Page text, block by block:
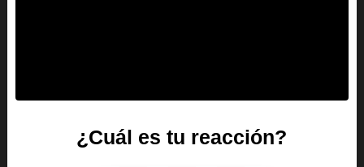
¿Cuál es tu reacción?